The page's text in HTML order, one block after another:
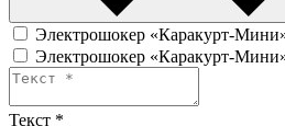
Электрошокер «Каракурт-
Электрошокер «Каракурт-
Текст *